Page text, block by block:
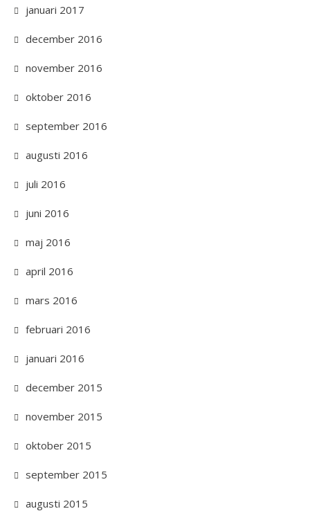
januari 2017
december 2016
november 2016
oktober 2016
september 2016
augusti 2016
juli 2016
juni 2016
maj 2016
april 2016
mars 2016
februari 2016
januari 2016
december 2015
november 2015
oktober 2015
september 2015
augusti 2015